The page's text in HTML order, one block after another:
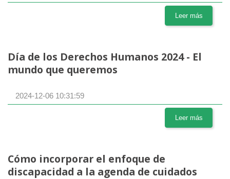
Leer más
Día de los Derechos Humanos 2024 - El
mundo que queremos
2024-12-06 10:31:59
Leer más
Cómo incorporar el enfoque de
discapacidad a la agenda de cuidados